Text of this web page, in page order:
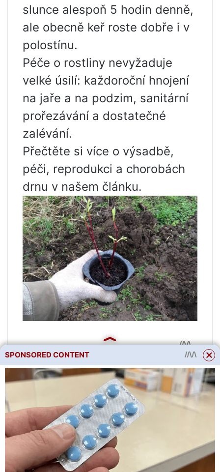
slunce alespoň 5 hodin denně,
ale obecně keř roste dobře i v
polostínu.
Péče o rostliny nevyžaduje
velké úsilí: každoroční hnojení
na jaře a na podzim, sanitární
prořezávání a dostatečné
zalévání.
Přečtěte si více o výsadbě,
péči, reprodukci a chorobách
drnu v našem článku.
SPONSORED CONTENT